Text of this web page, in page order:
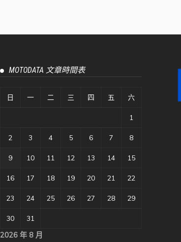
MOTODATA 文章時間表
2026 年 8 月
日 一 二 三 四 五 六
1
2 3 4 5 6 7 8
9 10 11 12 13 14 15
16 17 18 19 20 21 22
23 24 25 26 27 28 29
30 31